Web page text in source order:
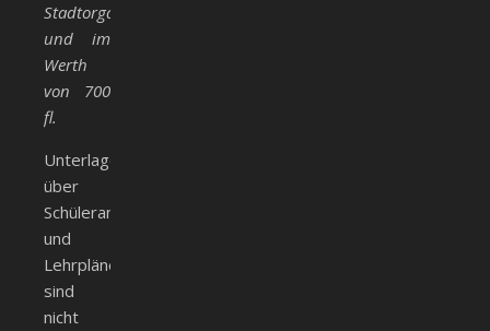
Stadtorganisten
und im
Werth
von 700
fl.
Unterlagen
über
Schüleranzahl
und
Lehrpläne
sind
nicht